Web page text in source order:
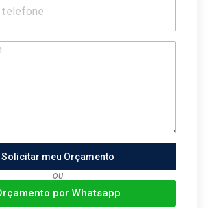
Solicitar meu Orçamento
ou
por Whatsapp